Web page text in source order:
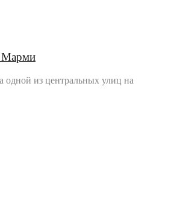
Марми
из центральных улиц на